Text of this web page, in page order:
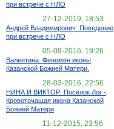
при встрече с НЛО
27-12-2019, 18:53
Андрей Владимирович: Поведение
при встрече с НЛО
05-09-2016, 19:26
Валентина: Феномен иконы
Казанской Божией Матери.
28-03-2016, 22:56
НИНА И ВИКТОР: Посёлок Лог -
Кровоточащая икона Казанской
Божией Матери
11-12-2015, 23:56